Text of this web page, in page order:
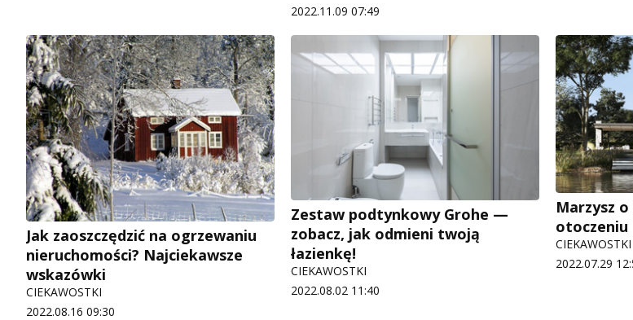
2022.11.09 07:49
Jak zaoszczędzić na ogrzewaniu
nieruchomości? Najciekawsze
wskazówki
CIEKAWOSTKI
2022.08.16 09:30
Zestaw podtynkowy Grohe —
zobacz, jak odmieni twoją
łazienkę!
CIEKAWOSTKI
2022.08.02 11:40
Marzysz
otoczeniu
CIEKAWOSTKI
2022.07.29